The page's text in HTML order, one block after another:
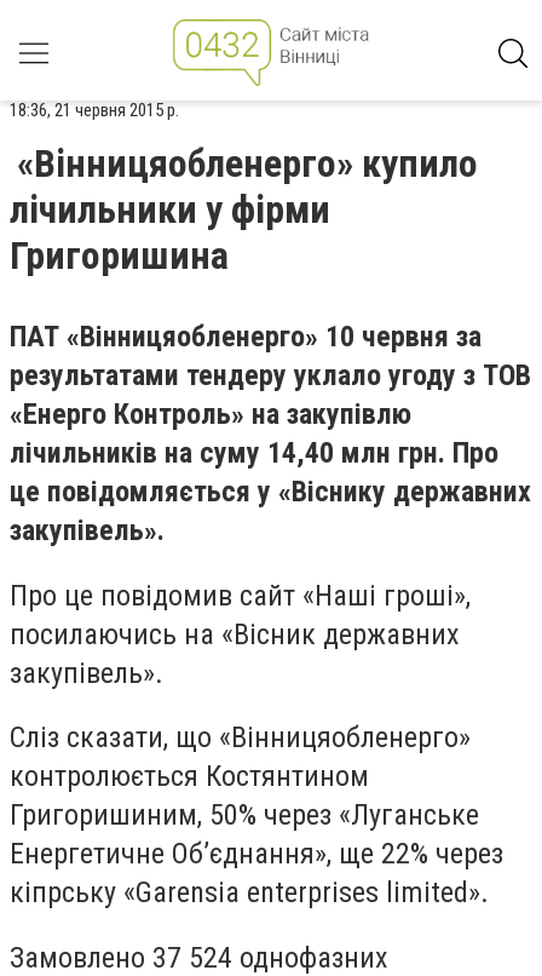
18:36, 21 червня 2015 р.
«Вінницяобленерго» купило
лічильники у фірми
Григоришина
ПАТ «Вінницяобленерго» 10 червня за
результатами тендеру уклало угоду з ТОВ
«Енерго Контроль» на закупівлю
лічильників на суму 14,40 млн грн. Про
це повідомляється у «Віснику державних
закупівель».
Про це повідомив сайт «Наші гроші»,
посилаючись на «Вісник державних
закупівель».
Сліз сказати, що «Вінницяобленерго»
контролюється Костянтином
Григоришиним, 50% через «Луганське
Енергетичне Об’єднання», ще 22% через
кіпрську «Garensia enterprises limited».
Замовлено 37 524 однофазних